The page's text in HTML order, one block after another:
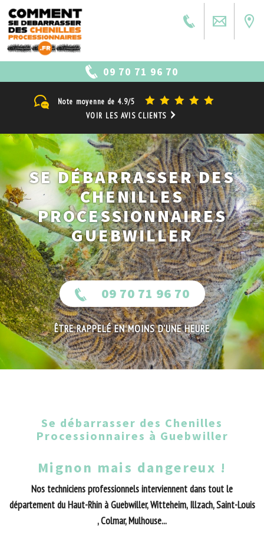
09 70 71 96 70
Note moyenne de 4.9/5
VOIR LES AVIS CLIENTS
SE DÉBARRASSER DES
CHENILLES
PROCESSIONNAIRES
GUEBWILLER
09 70 71 96 70
ÊTRE RAPPELÉ EN MOINS D'UNE HEURE
Se débarrasser des Chenilles
Processionnaires à Guebwiller
Mignon mais dangereux !
Nos techniciens professionnels interviennent dans tout le
département du Haut-Rhin à Guebwiller, Witteheim, Illzach, Saint-Louis
, Colmar, Mulhouse...